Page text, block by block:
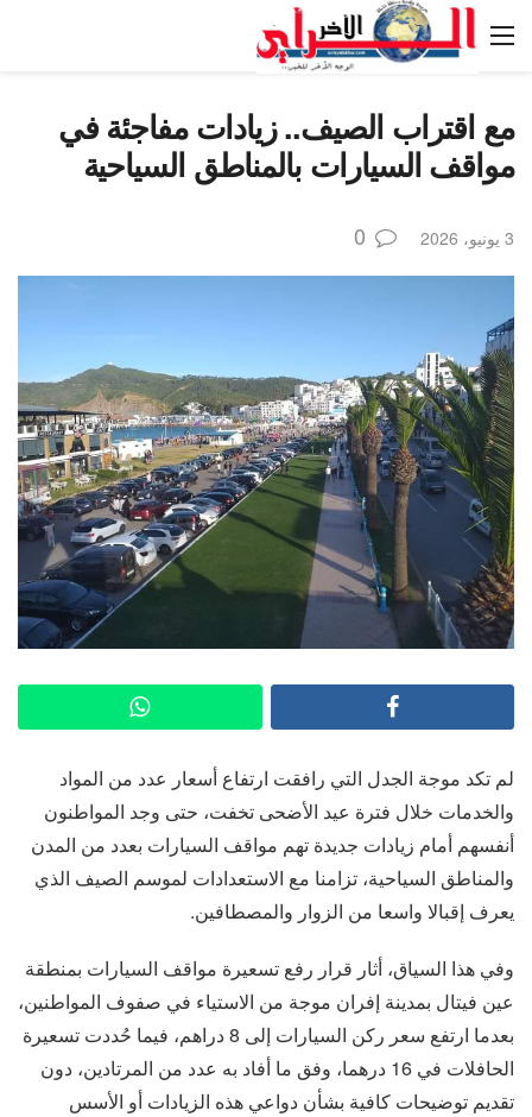
مع اقتراب الصيف.. زيادات مفاجئة في
مواقف السيارات بالمناطق السياحية
3 يونيو، 2026 0
لم تكد موجة الجدل التي رافقت ارتفاع أسعار عدد من المواد
والخدمات خلال فترة عيد الأضحى تخفت، حتى وجد المواطنون
أنفسهم أمام زيادات جديدة تهم مواقف السيارات بعدد من المدن
والمناطق السياحية، تزامنا مع الاستعدادات لموسم الصيف الذي
يعرف إقبالا واسعا من الزوار والمصطافين.
وفي هذا السياق، أثار قرار رفع تسعيرة مواقف السيارات بمنطقة
عين فيتال بمدينة إفران موجة من الاستياء في صفوف المواطنين،
بعدما ارتفع سعر ركن السيارات إلى 8 دراهم، فيما حُددت تسعيرة
الحافلات في 16 درهما، وفق ما أفاد به عدد من المرتادين، دون
تقديم توضيحات كافية بشأن دواعي هذه الزيادات أو الأسس